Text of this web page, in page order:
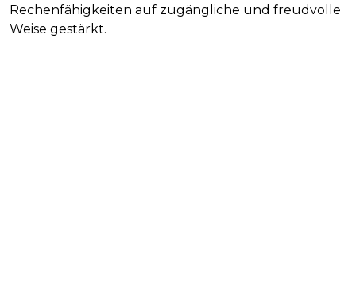
Rechenfähigkeiten auf zugängliche und freudvolle
Weise gestärkt.